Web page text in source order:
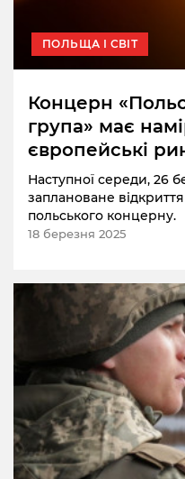
ПОЛЬЩА І СВІТ
Концерн
група» має
європейські
Наступної середи, 26
заплановане
польського концерну.
18 березня 2025